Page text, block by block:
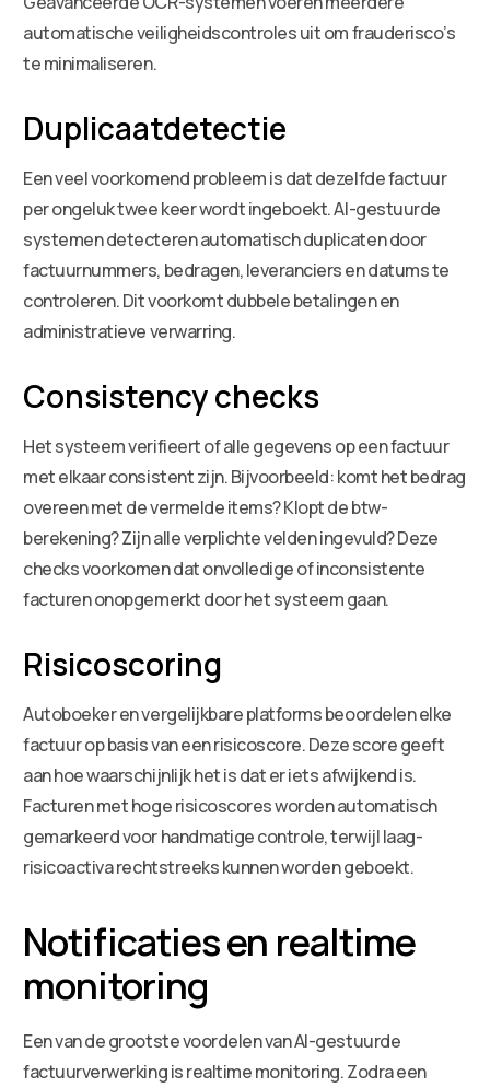
automatische veiligheidscontroles uit om frauderisco’s
te minimaliseren.
Duplicaatdetectie
Een veel voorkomend probleem is dat dezelfde factuur
per ongeluk twee keer wordt ingeboekt. AI-gestuurde
systemen detecteren automatisch duplicaten door
factuurnummers, bedragen, leveranciers en datums te
controleren. Dit voorkomt dubbele betalingen en
administratieve verwarring.
Consistency checks
Het systeem verifieert of alle gegevens op een factuur
met elkaar consistent zijn. Bijvoorbeeld: komt het bedrag
overeen met de vermelde items? Klopt de btw-
berekening? Zijn alle verplichte velden ingevuld? Deze
checks voorkomen dat onvolledige of inconsistente
facturen onopgemerkt door het systeem gaan.
Risicoscoring
Autoboeker en vergelijkbare platforms beoordelen elke
factuur op basis van een risicoscore. Deze score geeft
aan hoe waarschijnlijk het is dat er iets afwijkend is.
Facturen met hoge risicoscores worden automatisch
gemarkeerd voor handmatige controle, terwijl laag-
risicoactiva rechtstreeks kunnen worden geboekt.
Notificaties en realtime
monitoring
Een van de grootste voordelen van AI-gestuurde
factuurverwerking is realtime monitoring. Zodra een